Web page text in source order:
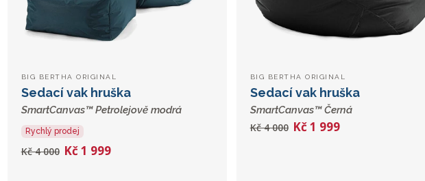
BIG BERTHA ORIGINAL
Sedací vak hruška
SmartCanvas™ Petrolejově modrá
Rychlý prodej
Kč 4 000 Kč 1 999
BIG BERTHA ORIGINAL
Sedací vak hruška
SmartCanvas™ Černá
Kč 4 000 Kč 1 999